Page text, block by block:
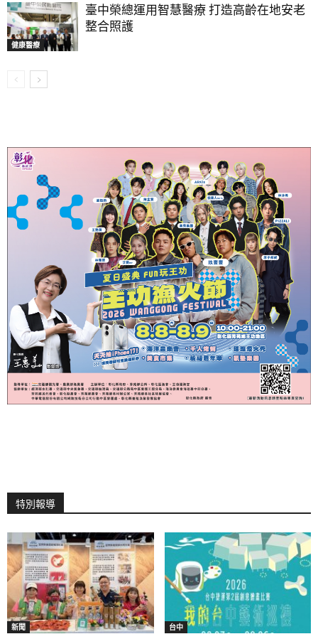
健康醫療
臺中榮總運用智慧醫療 打造高齡在地安老
整合照護
特別報導
新聞 台中